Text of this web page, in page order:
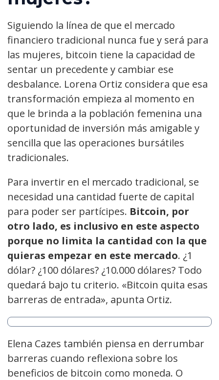
Siguiendo la línea de que el mercado
financiero tradicional nunca fue y será para
las mujeres, bitcoin tiene la capacidad de
sentar un precedente y cambiar ese
desbalance. Lorena Ortiz considera que esa
transformación empieza al momento en
que le brinda a la población femenina una
oportunidad de inversión más amigable y
sencilla que las operaciones bursátiles
tradicionales.
Para invertir en el mercado tradicional, se
necesidad una cantidad fuerte de capital
para poder ser partícipes. Bitcoin, por
otro lado, es inclusivo en este aspecto
porque no limita la cantidad con la que
quieras empezar en este mercado. ¿1
dólar? ¿100 dólares? ¿10.000 dólares? Todo
quedará bajo tu criterio. «Bitcoin quita esas
barreras de entrada», apunta Ortiz.
Elena Cazes también piensa en derrumbar
barreras cuando reflexiona sobre los
beneficios de bitcoin como moneda. O